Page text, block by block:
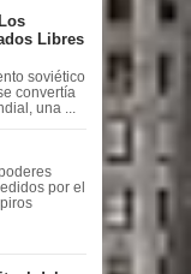
Libres
soviético
convertía
una ...
por el